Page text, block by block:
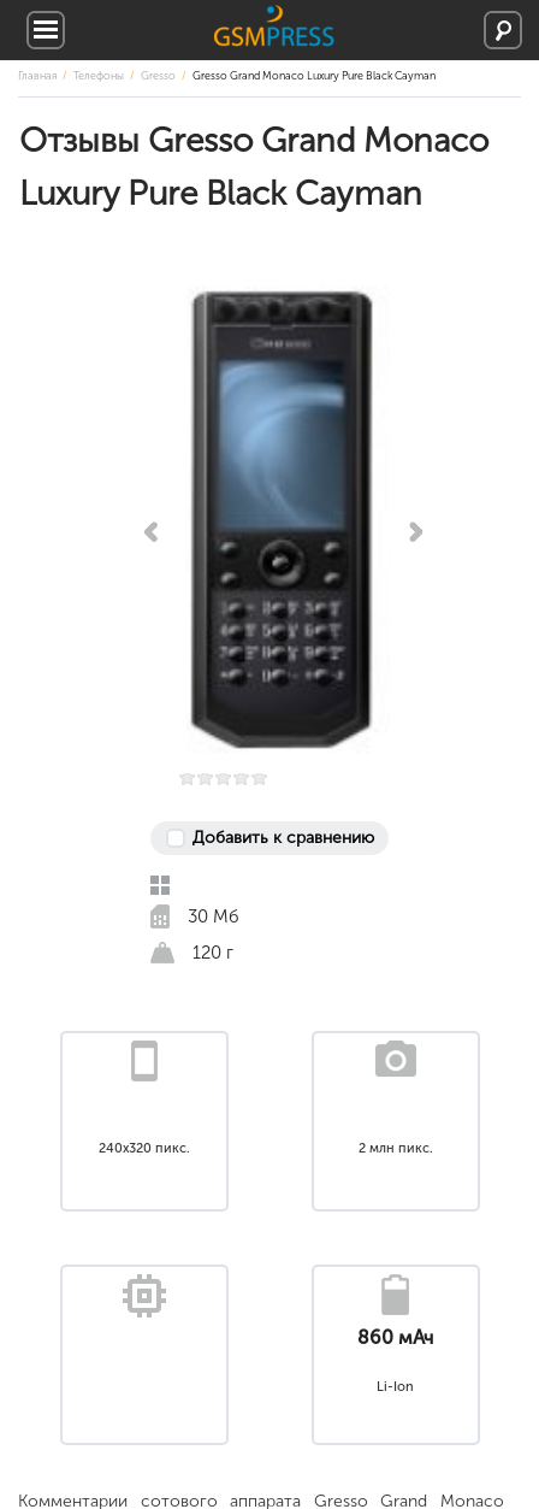
Главная Телефоны Gresso Gresso Grand Monaco Luxury Pure Black Cayman
Отзывы Gresso Grand Monaco
Luxury Pure Black Cayman
Добавить к сравнению
30 Мб
120 г
240x320 пикс. 2 млн пикс.
860 мАч
Li-Ion
Комментарии сотового аппарата Gresso Grand Monaco